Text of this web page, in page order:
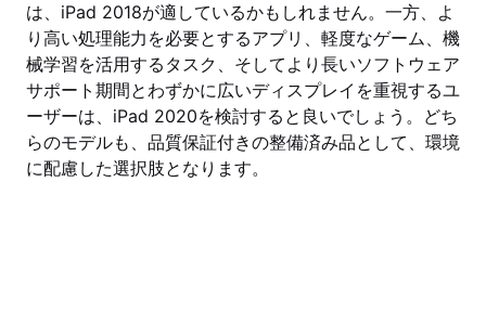
は、iPad 2018が適しているかもしれません。一方、よ
り高い処理能力を必要とするアプリ、軽度なゲーム、機
械学習を活用するタスク、そしてより長いソフトウェア
サポート期間とわずかに広いディスプレイを重視するユ
ーザーは、iPad 2020を検討すると良いでしょう。どち
らのモデルも、品質保証付きの整備済み品として、環境
に配慮した選択肢となります。